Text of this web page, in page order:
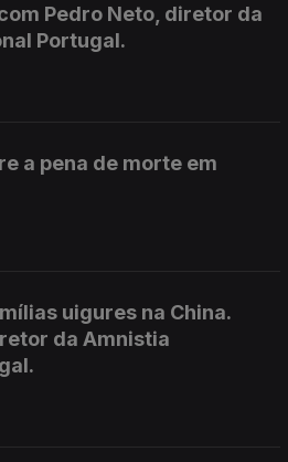
Pedro Neto, diretor da
Portugal.
a pena de morte em
uigures na China.
da Amnistia